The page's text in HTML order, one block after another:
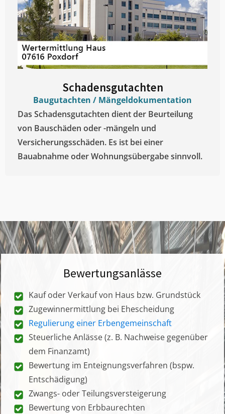
Schadensgutachten
Baugutachten / Mängeldokumentation
Das Schadensgutachten dient der Beurteilung
von Bauschäden oder -mängeln und
Versicherungsschäden. Es ist bei einer
Bauabnahme oder Wohnungsübergabe sinnvoll.
Bewertungsanlässe
Kauf oder Verkauf von Haus bzw. Grundstück
Zugewinnermittlung bei Ehescheidung
Regulierung einer Erbengemeinschaft
Steuerliche Anlässe (z. B. Nachweise gegenüber
dem Finanzamt)
Bewertung im Enteignungsverfahren (bspw.
Entschädigung)
Zwangs- oder Teilungsversteigerung
Bewertung von Erbbaurechten